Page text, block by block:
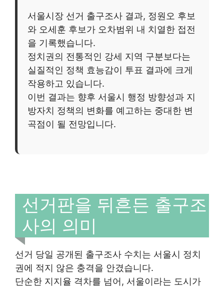
서울시장 선거 출구조사 결과, 정원오 후보
와 오세훈 후보가 오차범위 내 치열한 접전
을 기록했습니다.
정치권의 전통적인 강세 지역 구분보다는
실질적인 정책 효능감이 투표 결과에 크게
작용하고 있습니다.
이번 결과는 향후 서울시 행정 방향성과 지
방자치 정책의 변화를 예고하는 중대한 변
곡점이 될 전망입니다.
선거판을 뒤흔든 출구조
사의 의미
선거 당일 공개된 출구조사 수치는 서울시 정치
권에 적지 않은 충격을 안겼습니다.
단순한 지지율 격차를 넘어, 서울이라는 도시가